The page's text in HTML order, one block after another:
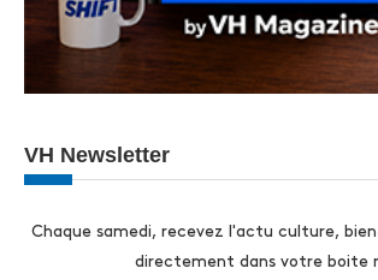
VH Newsletter
Chaque samedi, recevez l'actu culture,
directement dans votre boite